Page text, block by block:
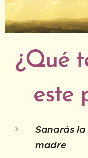
¿Qué
este
Sanarás
madre